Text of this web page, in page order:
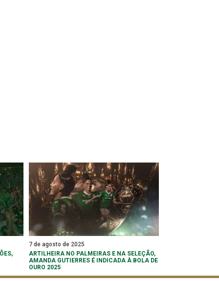
7 de agosto de 2025
ARTILHEIRA NO PALMEIRAS E NA SELEÇÃO,
AMANDA GUTIERRES É INDICADA À BOLA DE
OURO 2025